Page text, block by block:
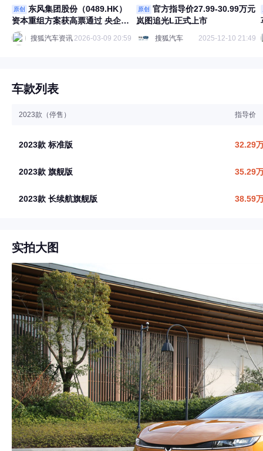
原创
东风集团股份（0489.HK）
资本重组方案获高票通过 央企新
能源转型打造改革新范本
搜狐汽车资讯2026-03-09 20:59
原创
官方指导价27.99-30.99万元
岚图追光L正式上市
搜狐汽车 2025-12-10 21:49
车款列表
2023款（停售） 指导价
2023款 标准版 32.29
2023款 旗舰版 35.29
2023款 长续航旗舰版 38.59
实拍大图